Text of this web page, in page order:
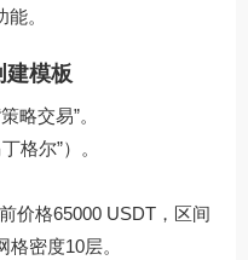
。
建模板
略交易”。
格尔”）。
价格65000 USDT，区间
密度10层。